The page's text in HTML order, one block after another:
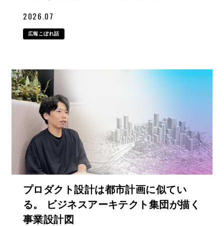
2026.07
広報こぼれ話
プロダクト設計は都市計画に似てい
る。 ビジネスアーキテクト集団が描く
事業設計図